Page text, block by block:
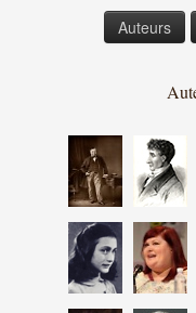
Auteurs